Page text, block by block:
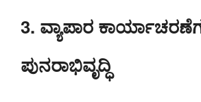
3. ವ್ಯಾಪಾರ
ಪುನರಾಭಿವೃದ್ಧಿ